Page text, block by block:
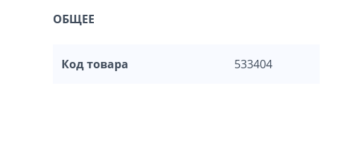
ОБЩЕЕ
Код товара 533404